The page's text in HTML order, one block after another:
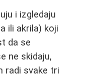
i izgledaju
ili akrila) koji
da se
ne skidaju,
radi svake tri